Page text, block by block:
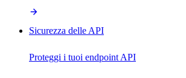
Sicurezza delle API
Proteggi i tuoi endpoint API